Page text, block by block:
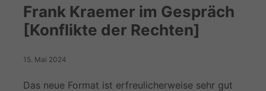
Frank Kraemer im Gespräch
[Konflikte der Rechten]
15. Mai 2024
Das neue Format ist erfreulicherweise sehr gut